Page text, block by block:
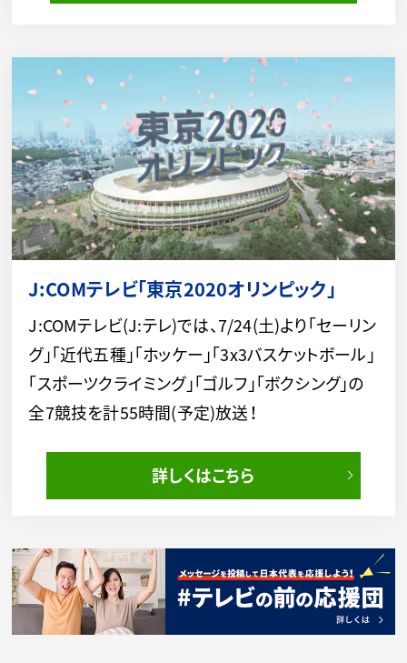
J:COMテレビ「東京2020オリンピック」
J:COMテレビ(J:テレ)では、7/24(土)より「セーリン
グ」「近代五種」「ホッケー」「3x3バスケットボール」
「スポーツクライミング」「ゴルフ」「ボクシング」の
全7競技を計55時間(予定)放送！
詳しくはこちら